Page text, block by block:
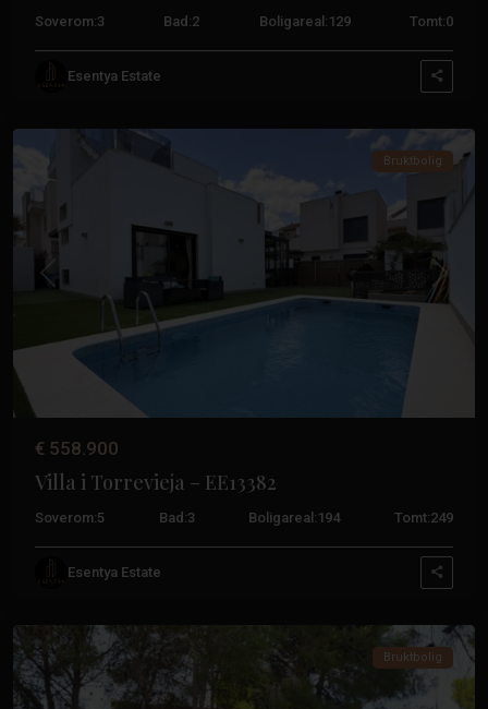
Soverom:3 Bad:2 Boligareal: 129 Tomt:0
Esentya Estate
Nuevas,
Tidligere Neste
Bruktbolig
€ 558.900
Villa i Torrevieja – EE13382
Soverom:5 Bad:3 Boligareal: 194 Tomt:249
Esentya Estate
Los
Balcones,
Bruktbolig